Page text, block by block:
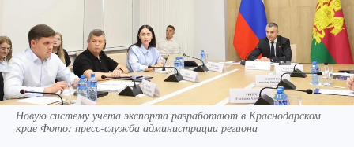
Новую систему учета экспорта разработают в Краснодарском
крае Фото: пресс-служба администрации региона